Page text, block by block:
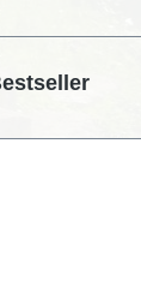
überspringen